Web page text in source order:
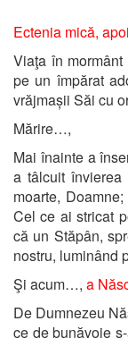
Ectenia mică,
Viaţa în
pe un împărat
vrăjmașii Săi cu
Mărire…,
Mai înainte a
a tâlcuit
moarte,
Cel ce ai stricat
că un Stăpân,
nostru, luminând
Şi acum…, a
De Dumnezeu
ce de bunăvoie